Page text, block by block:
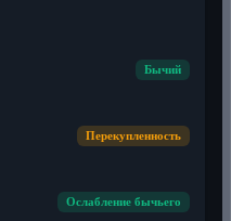
Бычий
Перекупленность
Ослабление бычьего